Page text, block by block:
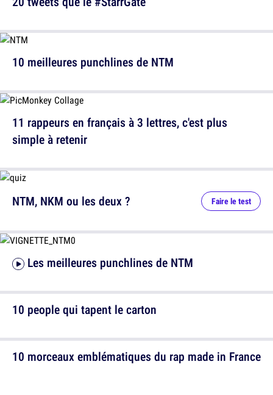
11 rappeurs en français à 3 lettres, c'est plus
simple à retenir
10 people qui tapent le carton
10 meilleures punchlines de NTM
NTM, NKM ou les deux ? Faire le test
Les meilleures punchlines de NTM
10 morceaux emblématiques du rap made in France